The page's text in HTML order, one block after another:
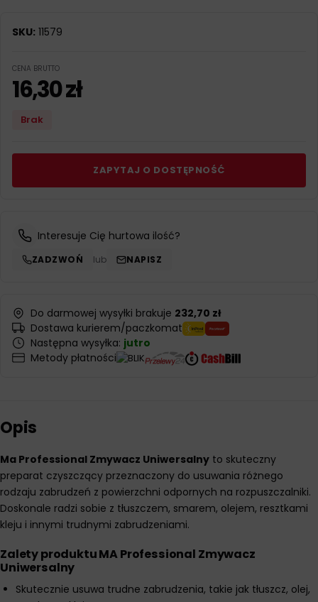
SKU: 11579
CENA BRUTTO
16,30zł
Brak
ZAPYTAJ O DOSTĘPNOŚĆ
Interesuje Cię hurtowa ilość?
ZADZWOŃ lub NAPISZ
Do darmowej wysyłki brakuje 232,70 zł
Dostawa kurierem/paczkomat
Następna wysyłka: jutro
Metody płatności
Opis
Ma Professional Zmywacz Uniwersalny to skuteczny
preparat czyszczący przeznaczony do usuwania różnego
rodzaju zabrudzeń z powierzchni odpornych na rozpuszczalniki.
Doskonale radzi sobie z tłuszczem, smarem, olejem, resztkami
kleju i innymi trudnymi zabrudzeniami.
Zalety produktu MA Professional Zmywacz
Uniwersalny
Skutecznie usuwa trudne zabrudzenia, takie jak tłuszcz, olej,